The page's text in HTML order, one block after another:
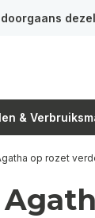
doorgaans
&
op rozet